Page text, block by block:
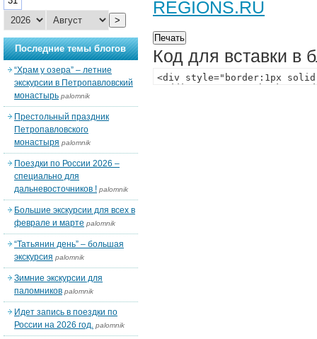
REGIONS.RU
Код для вставки в
>
Последние темы блогов
“Храм у озера” – летние
экскурсии в Петропавловский
монастырь palomnik
Престольный праздник
Петропавловского
монастыря palomnik
Поездки по России 2026 –
специально для
дальневосточников ! palomnik
Большие экскурсии для всех в
феврале и марте palomnik
“Татьянин день” – большая
экскурсия palomnik
Зимние экскурсии для
паломников palomnik
Идет запись в поездки по
России на 2026 год. palomnik